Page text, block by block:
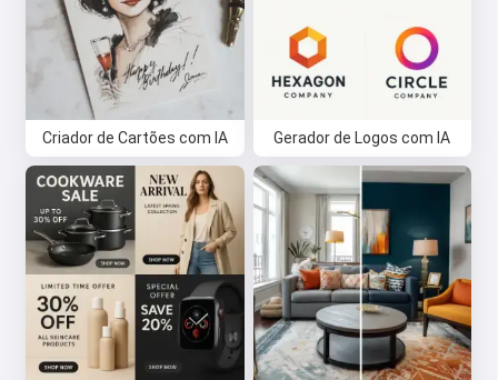
Criador de Cartões com IA Gerador de Logos com IA